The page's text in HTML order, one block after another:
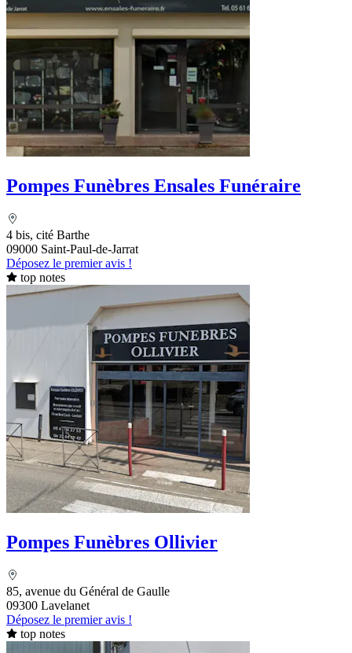
Pompes Funèbres Ensales Funéraire
4 bis, cité Barthe
09000 Saint-Paul-de-Jarrat
Déposez le premier avis !
top notes
Pompes Funèbres Ollivier
85, avenue du Général de Gaulle
09300 Lavelanet
Déposez le premier avis !
top notes